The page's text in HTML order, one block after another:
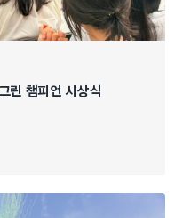
린 챔피언 시상식